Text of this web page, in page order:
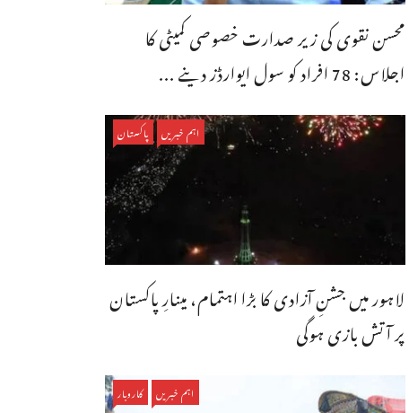
محسن نقوی کی زیر صدارت خصوصی کمیٹی کا
اجلاس: 78 افراد کو سول ایوارڈز دینے ...
اہم خبریں پاکستان
لاہور میں جشنِ آزادی کا بڑا اہتمام، مینارِ پاکستان
پر آتش بازی ہوگی
اہم خبریں کاروبار